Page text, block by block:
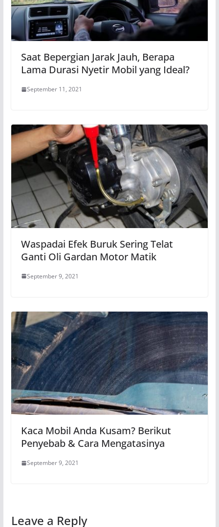
Saat Bepergian Jarak Jauh, Berapa
Lama Durasi Nyetir Mobil yang Ideal?
September 11, 2021
Waspadai Efek Buruk Sering Telat
Ganti Oli Gardan Motor Matik
September 9, 2021
Kaca Mobil Anda Kusam? Berikut
Penyebab & Cara Mengatasinya
September 9, 2021
Leave a Reply